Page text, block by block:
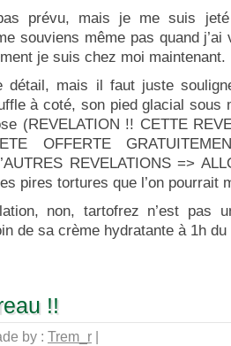
prévu, mais je me suis
souviens même pas quand j’ai
je suis chez moi maintenant.
détail, mais il faut juste
à coté, son pied glacial sous
(REVELATION !! CETTE
OFFERTE
REVELATIONS =>
pires tortures que l’on pourrait
non, tartofrez n’est pas
de sa crème hydratante à 1h
!!
by : Trem_r